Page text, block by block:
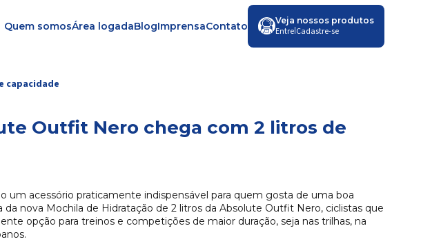
Quem somosÁrea logadaBlogImprensaContato Veja nossos produtos
Entre|Cadastre-se
capacidade
Outfit Nero chega com 2 litros de
um acessório praticamente indispensável para quem gosta de uma boa
nova Mochila de Hidratação de 2 litros da Absolute Outfit Nero, ciclistas que
opção para treinos e competições de maior duração, seja nas trilhas, na